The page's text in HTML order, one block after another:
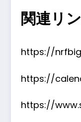
関連リ
https://
https://
https://